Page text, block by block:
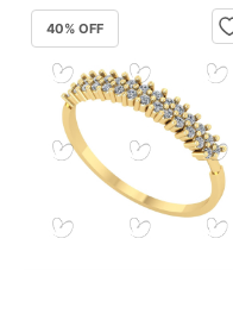
40% OFF